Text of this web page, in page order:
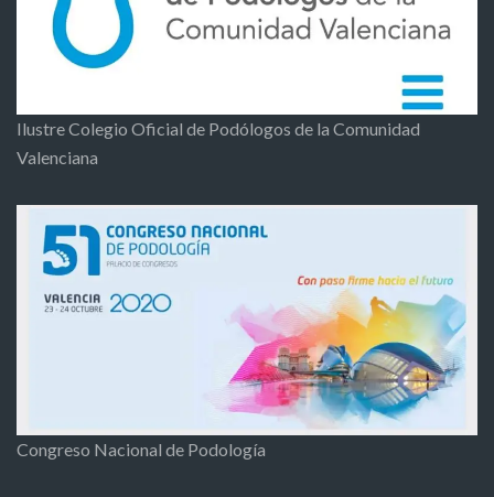
Ilustre Colegio Oficial de Podólogos de la Comunidad
Valenciana
Congreso Nacional de Podología